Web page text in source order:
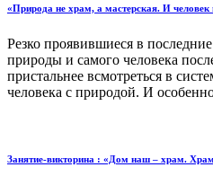
«Природа не храм, а мастерская. И человек
Резко проявившиеся в
природы и самого человека
пристальнее всмотреться в
человека с природой. И
Занятие-викторина : «Дом наш – храм.